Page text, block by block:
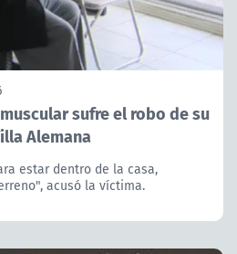
sufre el robo de su
Alemana
estar dentro de la casa,
acusó la víctima.